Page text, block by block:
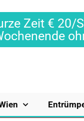
Zeit € 20/